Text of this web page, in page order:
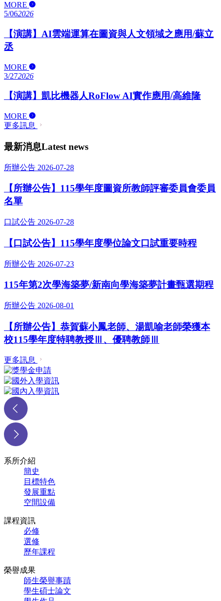
MORE
5/062026
【演講】AI雲端運算在圖資與人文領域之應用/蘇立
丞
MORE
3/272026
【演講】凱比機器人RoFlow AI實作應用/高維隆
MORE
更多訊息
最新消息Latest news
所辦公告 2026-07-28
【所辦公告】115學年度圖資所教師評審委員會委員
名單
口試公告 2026-07-28
【口試公告】115學年度學位論文口試重要時程
所辦公告 2026-07-23
115年第2次學海築夢/新南向學海築夢計畫甄選期程
所辦公告 2026-08-01
【所辦公告】恭賀蘇小鳳老師、湯凱喻老師榮獲本
校115學年度特聘教授Ⅲ、優聘教師Ⅲ
更多訊息
系所介紹
簡史
目標特色
發展重點
空間設備
課程資訊
必修
選修
歷年課程
榮譽成果
師生榮譽事蹟
學生碩士論文